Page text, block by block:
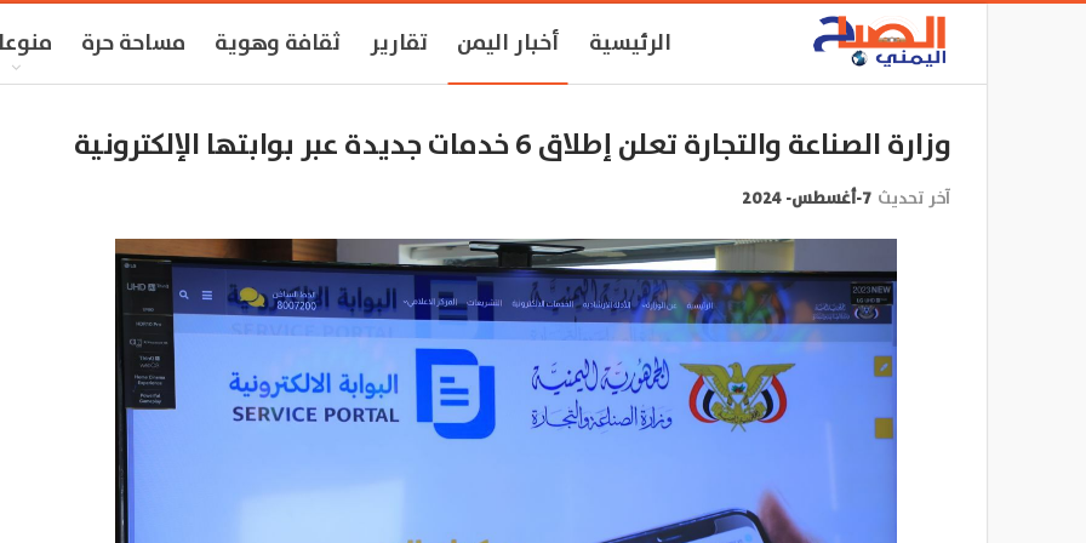
الرئيسية أخبار اليمن تقارير ثقافة وهوية مساحة حرة
وزارة الصناعة والتجارة تعلن إطلاق 6 خدمات جديدة عبر بوابتها الإلكترونية
آخر تحديث 7-أغسطس- 2024